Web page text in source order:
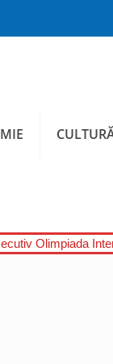
Olimpiada